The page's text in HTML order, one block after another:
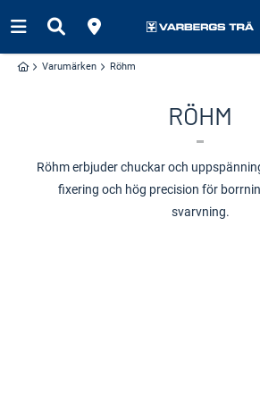
Varumärken Röhm
RÖHM
Röhm erbjuder chuckar och
fixering och hög precision för
svarvning.